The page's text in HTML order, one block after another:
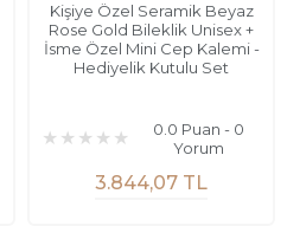
Kişiye Özel Seramik Beyaz
Rose Gold Bileklik Unisex +
İsme Özel Mini Cep Kalemi -
Hediyelik Kutulu Set
0.0 Puan - 0
Yorum
3.844,07 TL